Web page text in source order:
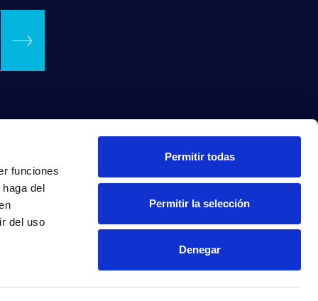
funciones
del
del uso
Permitir todas
Permitir la selección
Denegar